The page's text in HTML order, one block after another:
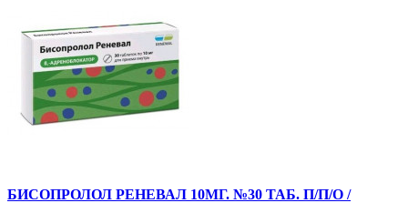
БИСОПРОЛОЛ РЕНЕВАЛ 10МГ. №30 ТАБ. П/П/О /